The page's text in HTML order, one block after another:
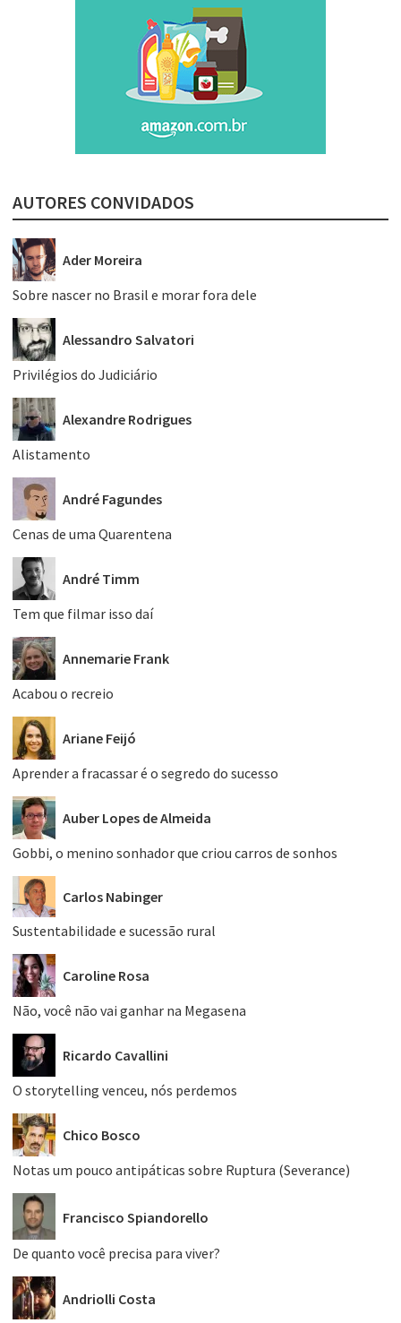
AUTORES CONVIDADOS
Ader Moreira
Sobre nascer no Brasil e morar fora dele
Alessandro Salvatori
Privilégios do Judiciário
Alexandre Rodrigues
Alistamento
André Fagundes
Cenas de uma Quarentena
André Timm
Tem que filmar isso daí
Annemarie Frank
Acabou o recreio
Ariane Feijó
Aprender a fracassar é o segredo do sucesso
Auber Lopes de Almeida
Gobbi, o menino sonhador que criou carros de sonhos
Carlos Nabinger
Sustentabilidade e sucessão rural
Caroline Rosa
Não, você não vai ganhar na Megasena
Ricardo Cavallini
O storytelling venceu, nós perdemos
Chico Bosco
Notas um pouco antipáticas sobre Ruptura (Severance)
Francisco Spiandorello
De quanto você precisa para viver?
Andriolli Costa